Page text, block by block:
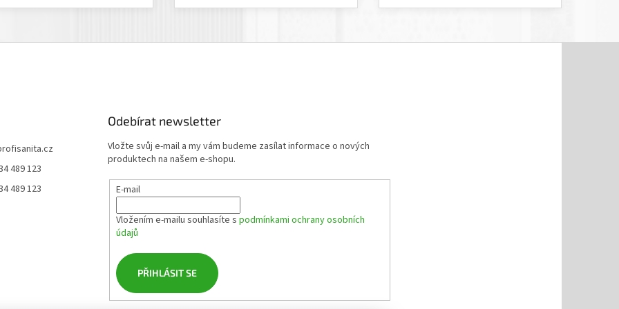
489 123
489 123
Odebírat newsletter
Vložte svůj e-mail a my vám budeme zasílat informace o nových
produktech na našem e-shopu.
E-mail
Vložením e-mailu souhlasíte s podmínkami ochrany osobních
údajů
PŘIHLÁSIT SE